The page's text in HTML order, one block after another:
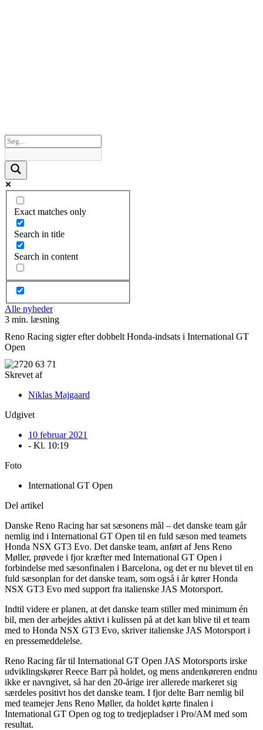
Exact matches only
Search in title
Search in content
Alle nyheder
3 min. læsning
Reno Racing sigter efter dobbelt Honda-indsats i International GT
Open
Skrevet af
Niklas Majgaard
Udgivet
10 februar 2021
- Kl. 10:19
Foto
International GT Open
Del artikel
Danske Reno Racing har sat sæsonens mål – det danske team går
nemlig ind i International GT Open til en fuld sæson med teamets
Honda NSX GT3 Evo. Det danske team, anført af Jens Reno
Møller, prøvede i fjor kræfter med International GT Open i
forbindelse med sæsonfinalen i Barcelona, og det er nu blevet til en
fuld sæsonplan for det danske team, som også i år kører Honda
NSX GT3 Evo med support fra italienske JAS Motorsport.
Indtil videre er planen, at det danske team stiller med minimum én
bil, men der arbejdes aktivt i kulissen på at det kan blive til et team
med to Honda NSX GT3 Evo, skriver italienske JAS Motorsport i
en pressemeddelelse.
Reno Racing får til International GT Open JAS Motorsports irske
udviklingskører Reece Barr på holdet, og mens andenkøreren endnu
ikke er navngivet, så har den 20-årige irer allerede markeret sig
særdeles positivt hos det danske team. I fjor delte Barr nemlig bil
med teamejer Jens Reno Møller, da holdet kørte finalen i
International GT Open og tog to tredjepladser i Pro/AM med som
resultat.